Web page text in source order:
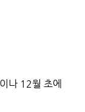
나 12월 초에